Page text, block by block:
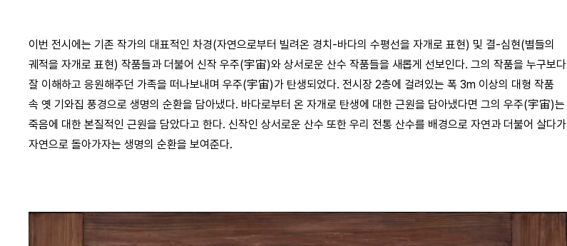
이번 전시에는 기존 작가의 대표적인 차경(자연으로부터 빌려온 경치-바다의 수평선을 자개로 표현) 및 결-심현(별들의
궤적을 자개로 표현) 작품들과 더불어 신작 우주(宇宙)와 상서로운 산수 작품들을 새롭게 선보인다. 그의 작품을 누구보다
잘 이해하고 응원해주던 가족을 떠나보내며 우주(宇宙)가 탄생되었다. 전시장 2층에 걸려있는 폭 3m 이상의 대형 작품
속 옛 기와집 풍경으로 생명의 순환을 담아냈다. 바다로부터 온 자개로 탄생에 대한 근원을 담아냈다면 그의 우주(宇宙)는
죽음에 대한 본질적인 근원을 담았다고 한다. 신작인 상서로운 산수 또한 우리 전통 산수를 배경으로 자연과 더불어 살다가
자연으로 돌아가자는 생명의 순환을 보여준다.